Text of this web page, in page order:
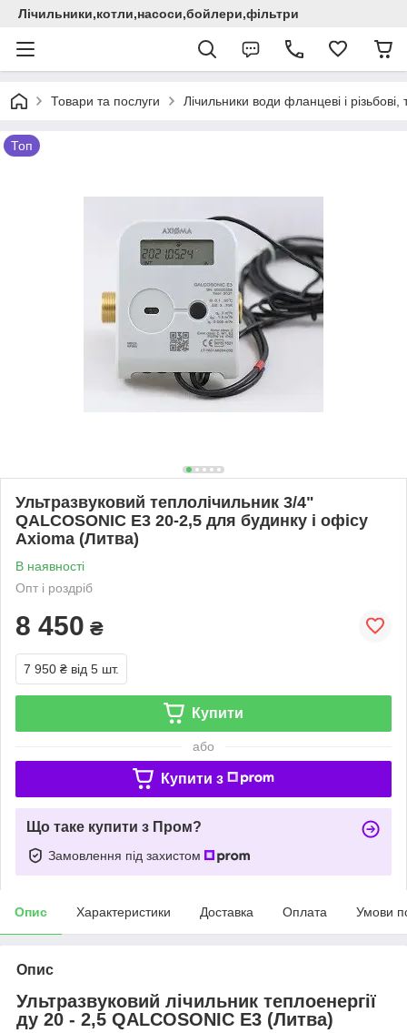
Лічильники,котли,насоси,бойлери,фільтри
Товари та послуги Лічильники води фланцеві і
Топ
Ультразвуковий теплолічильник 3/4"
QALCOSONIC E3 20-2,5 для будинку і офісу
Axioma (Литва)
В наявності
Опт і роздріб
8 450 ₴
7 950 ₴ від 5 шт.
Купити
або
Купити з
Що таке купити з Пром?
Замовлення під захистом
Опис Характеристики Доставка Оплата Умови
Опис
Ультразвуковий лічильник теплоенергії
ду 20 - 2,5 QALCOSONIC E3 (Литва)